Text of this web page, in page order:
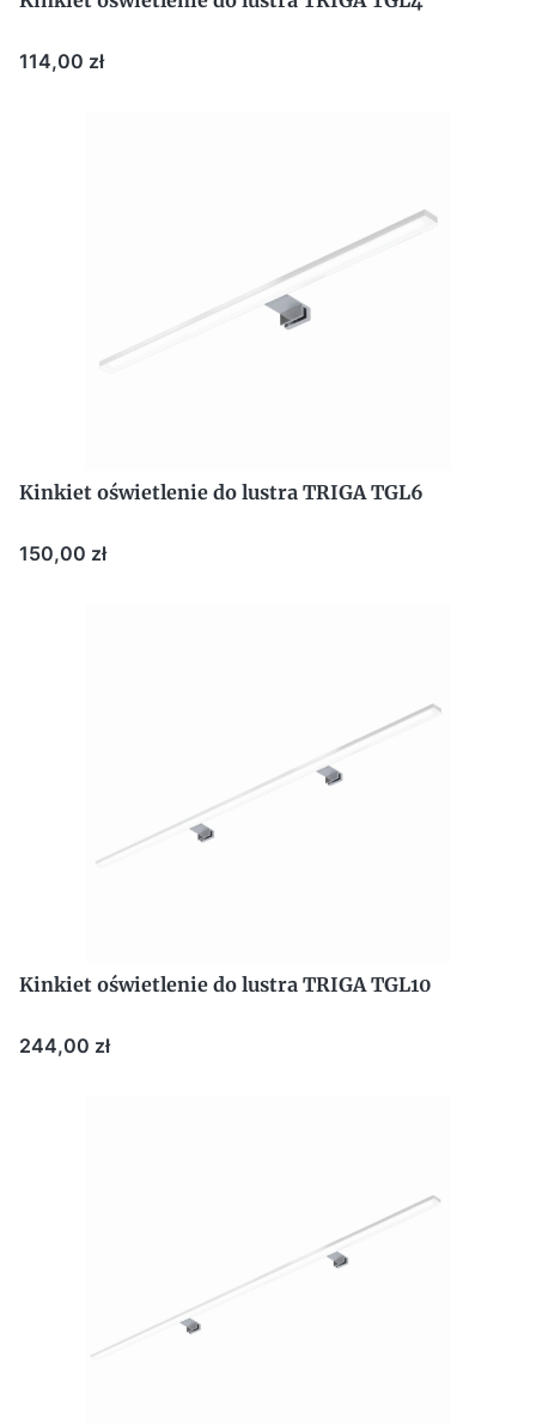
Cena
114,00 zł
Kinkiet oświetlenie do lustra TRIGA TGL6
Cena
150,00 zł
Kinkiet oświetlenie do lustra TRIGA TGL10
Cena
244,00 zł